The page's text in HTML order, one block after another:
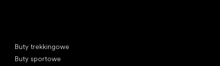
Buty trekkingowe
Buty sportowe